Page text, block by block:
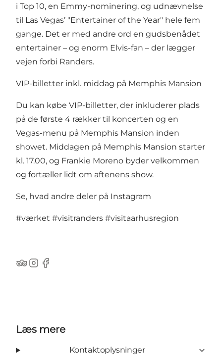
i Top 10, en Emmy-nominering, og udnævnelse
til Las Vegas’ "Entertainer of the Year" hele fem
gange. Det er med andre ord en gudsbenådet
entertainer – og enorm Elvis-fan – der lægger
vejen forbi Randers.
VIP-billetter inkl. middag på Memphis Mansion
Du kan købe VIP-billetter, der inkluderer plads
på de første 4 rækker til koncerten og en
Vegas-menu på Memphis Mansion inden
showet. Middagen på Memphis Mansion starter
kl. 17.00, og Frankie Moreno byder velkommen
og fortæller lidt om aftenens show.
Se, hvad andre deler på Instagram
#værket #visitranders #visitaarhusregion
TripAdvisor
Instagram
Facebook
Læs mere
Kontaktoplysninger